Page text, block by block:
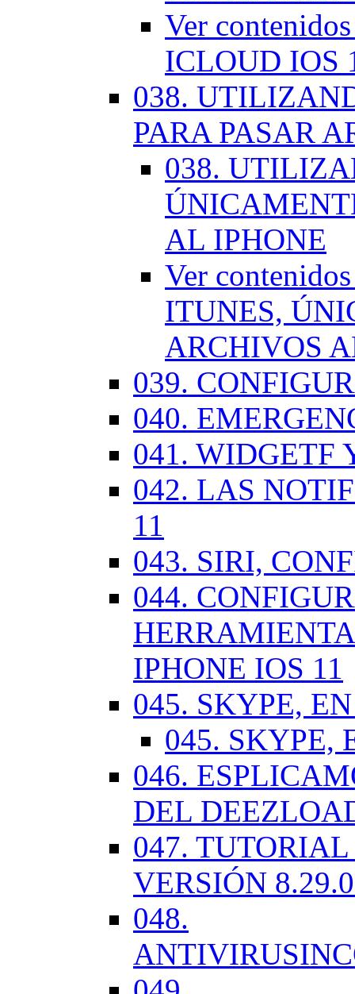
Ver
ICLOUD IOS
038.
PARA PASAR
038.
AL IPHONE
Ver
ITUNES,
ARCHIVOS
039.
040.
041. WIDGETF
042. LAS
11
043. SIRI,
044.
IPHONE IOS 11
045. SKYPE,
045. SKYPE,
046.
DEL
047.
VERSIÓN
048.